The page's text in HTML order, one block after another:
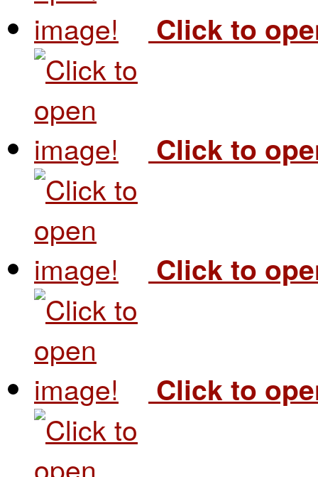
Click to
Click to
Click to
Click to